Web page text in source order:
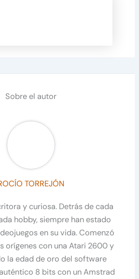
Sobre el autor
TORREJÓN
y curiosa. Detrás de cada
hobby, siempre han estado
en su vida. Comenzó
orígenes con una Atari 2600 y
la edad de oro del software
8 bits con un Amstrad